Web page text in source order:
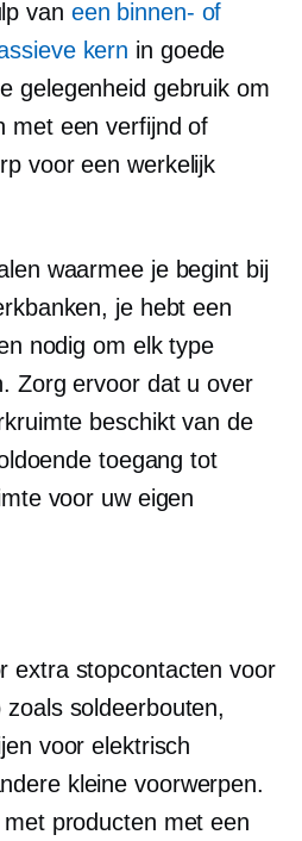
van een binnen- of
kern in goede
gelegenheid gebruik om
met een verfijnd of
voor een werkelijk
waarmee je begint bij
je hebt een
nodig om elk type
Zorg ervoor dat u over
beschikt van de
toegang tot
voor uw eigen
extra stopcontacten voor
zoals soldeerbouten,
voor elektrisch
kleine voorwerpen.
producten met een